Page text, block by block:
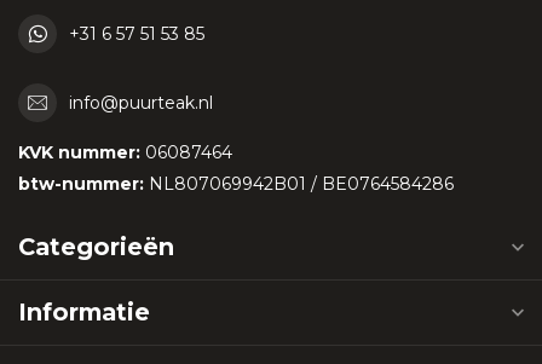
+31 6 57 51 53 85
info@puurteak.nl
KVK nummer: 06087464
btw-nummer: NL807069942B01 / BE0764584286
Categorieën
Informatie